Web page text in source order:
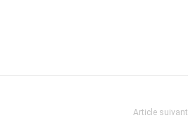
Article suivant